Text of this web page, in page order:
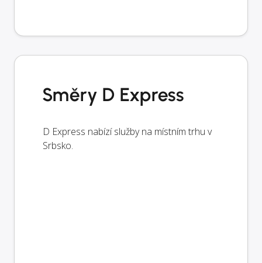
Směry D Express
D Express nabízí služby na místním trhu v
Srbsko.